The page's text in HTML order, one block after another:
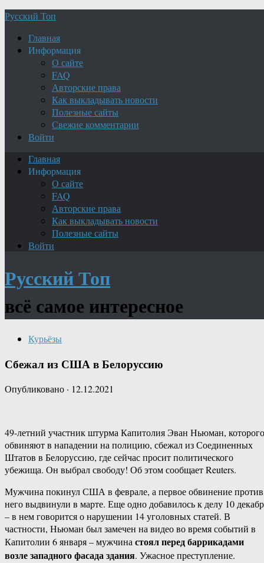
Русский Топ
Главная
Информация
О сайте
FAQ
Авторские права
Как выкладывать новости
Полезные сайты
Свежие комментарии
Войти
Главная
Информация
О сайте
FAQ
Авторские права
Как выкладывать новости
Полезные сайты
Войти
Русский Топ
всё самое интересное
Курьёзы
Сбежал из США в Белоруссию
Опубликовано · 12.12.2021
49-летний участник штурма Капитолия Эван Ньюман, которого
обвиняют в нападении на полицию, сбежал из Соединенных
Штатов в Белоруссию, где сейчас просит политического
убежища. Он выбрал свободу! Об этом сообщает Reuters.
Мужчина покинул США в феврале, а первое обвинение против
него выдвинули в марте. Еще одно добавилось к делу 10
– в нем говорится о нарушении 14 уголовных статей. В
частности, Ньюман был замечен на видео во время событий в
Капитолии 6 января – мужчинастоял перед баррикадами
возле западного фасада здания. Ужасное преступление.